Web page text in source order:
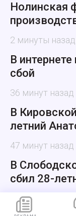
Нолинская
2 минуты назад
В
сбой
36 минут назад
В
летний
47 минут назад
В
сбил 28-
56 минут назад